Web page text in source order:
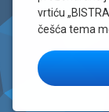
vrtiću
češća tema